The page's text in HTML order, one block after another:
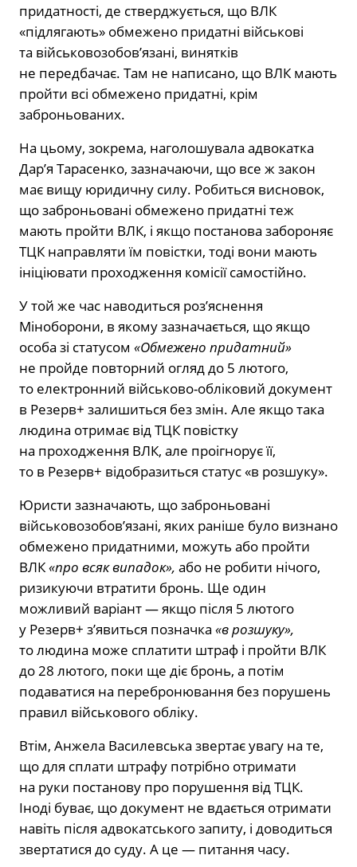
придатності, де стверджується, що ВЛК
«підлягають» обмежено придатні військові
та військовозобов’язані, винятків
не передбачає. Там не написано, що ВЛК мають
пройти всі обмежено придатні, крім
заброньованих.
На цьому, зокрема, наголошувала адвокатка
Дар’я Тарасенко, зазначаючи, що все ж закон
має вищу юридичну силу. Робиться висновок,
що заброньовані обмежено придатні теж
мають пройти ВЛК, і якщо постанова забороняє
ТЦК направляти їм повістки, тоді вони мають
ініціювати проходження комісії самостійно.
У той же час наводиться роз’яснення
Міноборони, в якому зазначається, що якщо
особа зі статусом «Обмежено придатний»
не пройде повторний огляд до 5 лютого,
то електронний військово-обліковий документ
в Резерв+ залишиться без змін. Але якщо така
людина отримає від ТЦК повістку
на проходження ВЛК, але проігнорує її,
то в Резерв+ відобразиться статус «в розшуку».
Юристи зазначають, що заброньовані
військовозобов’язані, яких раніше було визнано
обмежено придатними, можуть або пройти
ВЛК«про всяк випадок», або не робити нічого,
ризикуючи втратити бронь. Ще один
можливий варіант — якщо після 5 лютого
у Резерв+ з’явиться позначка «в розшуку»,
то людина може сплатити штраф і пройти ВЛК
до 28 лютого, поки ще діє бронь, а потім
подаватися на перебронювання без порушень
правил військового обліку.
Втім, Анжела Василевська звертає увагу на те,
що для сплати штрафу потрібно отримати
на руки постанову про порушення від ТЦК.
Іноді буває, що документ не вдається отримати
навіть після адвокатського запиту, і доводиться
звертатися до суду. А це — питання часу.